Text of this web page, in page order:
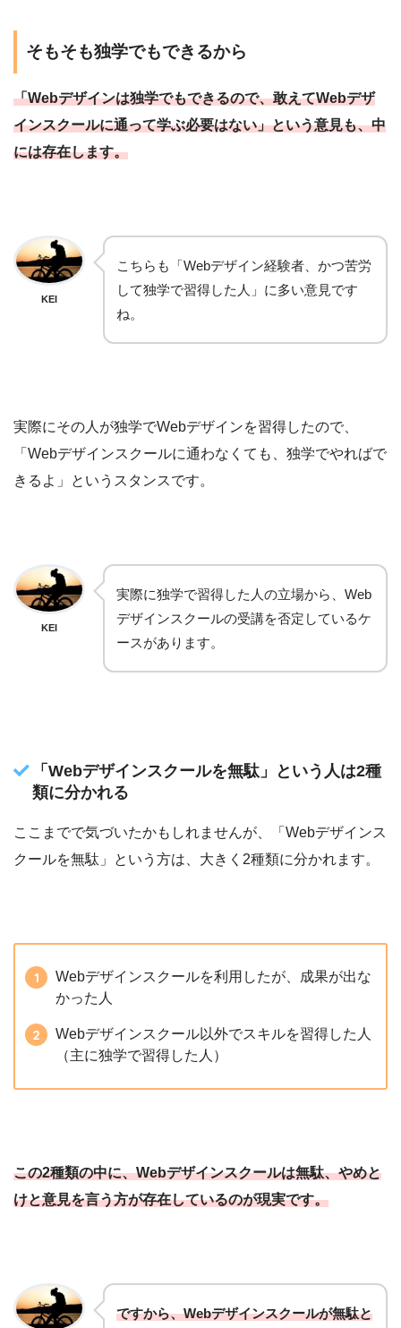
そもそも独学でもできるから
「Webデザインは独学でもできるので、敢えてWebデザ
インスクールに通って学ぶ必要はない」という意見も、中
には存在します。
KEI
こちらも「Webデザイン経験者、かつ苦労
して独学で習得した人」に多い意見です
ね。
実際にその人が独学でWebデザインを習得したので、
「Webデザインスクールに通わなくても、独学でやればで
きるよ」というスタンスです。
KEI
実際に独学で習得した人の立場から、Web
デザインスクールの受講を否定しているケ
ースがあります。
「Webデザインスクールを無駄」という人は2種
類に分かれる
ここまでで気づいたかもしれませんが、「Webデザインス
クールを無駄」という方は、大きく2種類に分かれます。
Webデザインスクールを利用したが、成果が出な
かった人
Webデザインスクール以外でスキルを習得した人
（主に独学で習得した人）
この2種類の中に、Webデザインスクールは無駄、やめと
けと意見を言う方が存在しているのが現実です。
ですから、Webデザインスクールが無駄と